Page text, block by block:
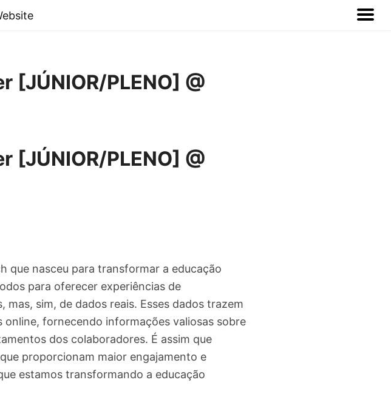
[JÚNIOR/PLENO] @
[JÚNIOR/PLENO] @
que nasceu para transformar a educação
para oferecer experiências de
sim, de dados reais. Esses dados trazem
fornecendo informações valiosas sobre
dos colaboradores. É assim que
proporcionam maior engajamento e
estamos transformando a educação